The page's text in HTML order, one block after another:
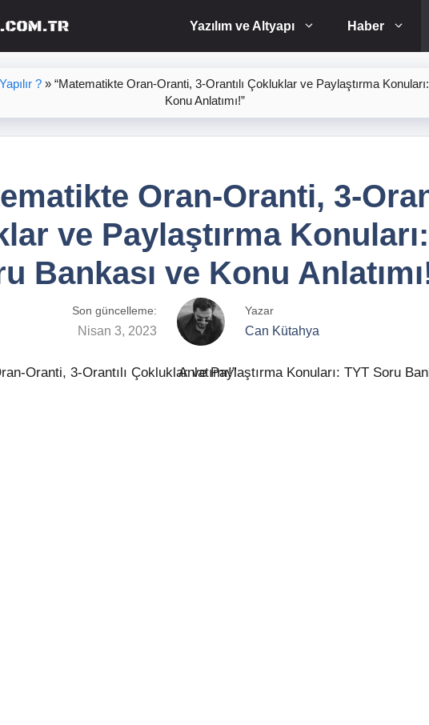
Yazılım ve Altyapı Haber
?» “Matematikte Oran-Oranti, 3-Orantılı Çokluklar ve Paylaştırma
Konu Anlatımı!”
Oran-Oranti, 3-
ve Paylaştırma
Bankası ve Konu
Son güncelleme:
Nisan 3, 2023
Yazar
Can Kütahya